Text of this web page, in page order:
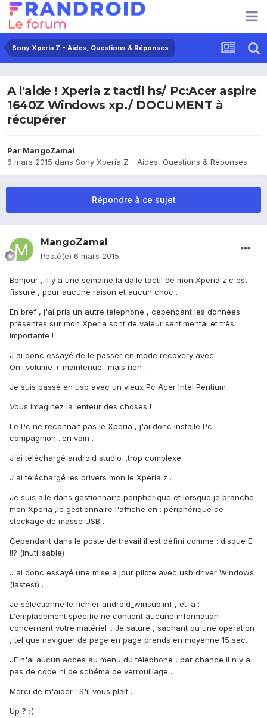
Sony Xperia Z - Aides, Questions & Réponses
A l'aide ! Xperia z tactil hs/ Pc:Acer aspire
1640Z Windows xp./ DOCUMENT à
récupérer
Par MangoZamal
6 mars 2015 dans Sony Xperia Z - Aides, Questions & Réponses
Répondre à ce sujet
MangoZamal
Posté(e) 6 mars 2015
Bonjour , il y a une semaine la dalle tactil de mon Xperia z c'est
fissuré , pour aucune raison et aucun choc .
En bref , j'ai pris un autre telephone , cependant les données
présentes sur mon Xperia sont de valeur sentimental et très
importante !
J'ai donc essayé de le passer en mode recovery avec
On+volume + maintenue ..mais rien .
Je suis passé en usb avec un vieux Pc Acer Intel Pentium .
Vous imaginez la lenteur des choses !
Le Pc ne reconnaît pas le Xperia , j'ai donc installe Pc
compagnion ..en vain .
J'ai téléchargé android studio ..trop complexe.
J'ai téléchargé les drivers mon le Xperia z .
Je suis allé dans gestionnaire périphérique et lorsque je branche
mon Xperia ,le gestionnaire l'affiche en : périphérique de
stockage de masse USB .
Cependant dans le poste de travail il est défini comme : disque E
!!? (inutilisable)
J'ai donc essayé une mise a jour pilote avec usb driver Windows
(lastest) .
Je sélectionne le fichier android_winsub.inf , et la :
L'emplacement spécifie ne contient aucune information
concernant votre matériel .. Je sature , sachant qu'une operation
, tel que naviguer de page en page prends en moyenne 15 sec.
JE n'ai aucun accès au menu du téléphone , par chance il n'y a
pas de code ni de schéma de verrouillage .
Merci de m'aider ! S'il vous plait .
Up ? :(